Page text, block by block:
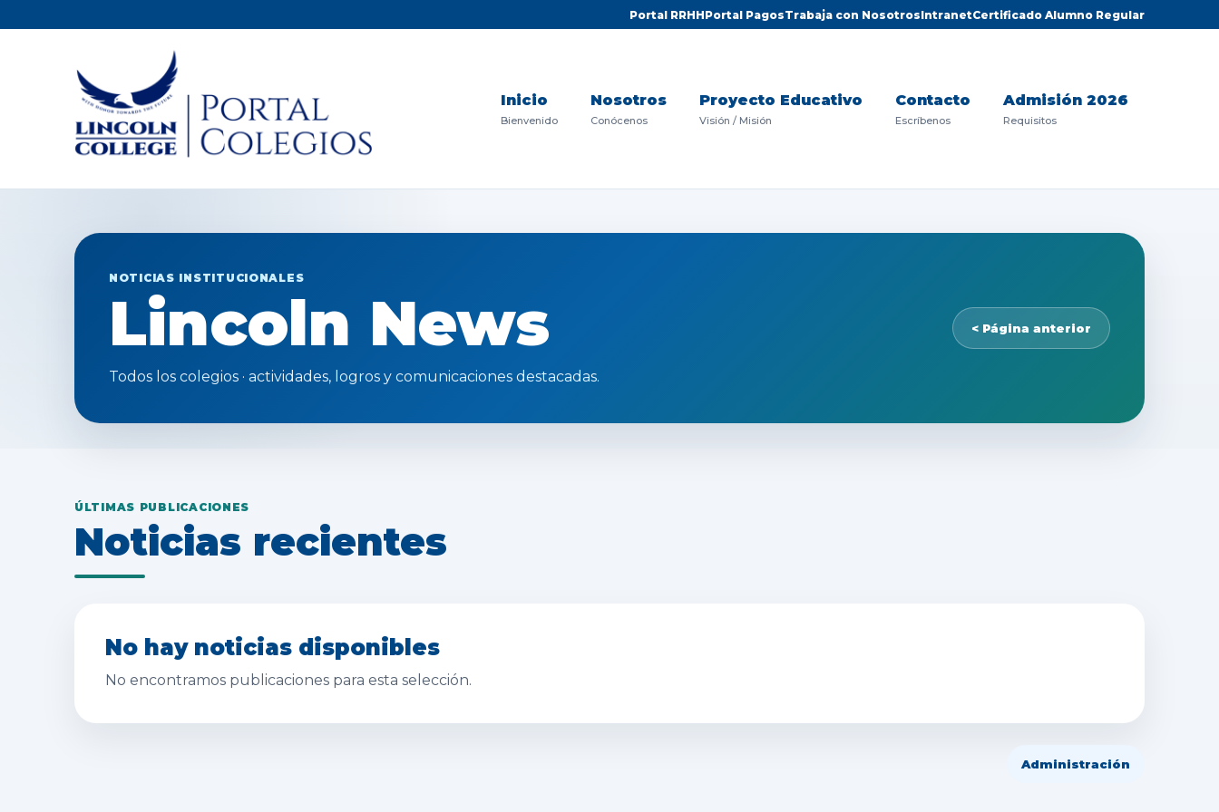
Portal RRHHPortal PagosTrabaja con NosotrosIntranetCertificado Alumno Regular
Inicio
Bienvenido
Nosotros
Conócenos
Proyecto Educativo
Visión / Misión
Contacto
Escríbenos
Admisión 2026
Requisitos
NOTICIAS INSTITUCIONALES
Lincoln News
Todos los colegios · actividades, logros y comunicaciones destacadas.
< Página anterior
ÚLTIMAS PUBLICACIONES
Noticias recientes
No hay noticias disponibles
No encontramos publicaciones para esta selección.
Administración